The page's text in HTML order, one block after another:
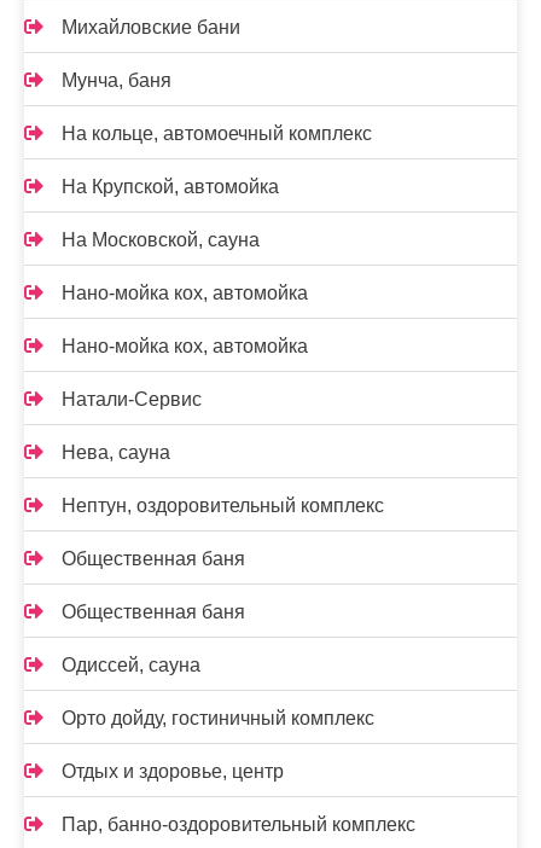
Михайловские бани
Мунча, баня
На кольце, автомоечный комплекс
На Крупской, автомойка
На Московской, сауна
Нано-мойка кох, автомойка
Нано-мойка кох, автомойка
Натали-Сервис
Нева, сауна
Нептун, оздоровительный комплекс
Общественная баня
Общественная баня
Одиссей, сауна
Орто дойду, гостиничный комплекс
Отдых и здоровье, центр
Пар, банно-оздоровительный комплекс